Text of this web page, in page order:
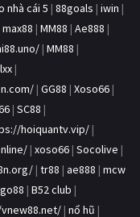
nhà cái 5 | 88goals | iwin |
max88 | MM88 | Ae888 |
| MM88 |
|
| GG88 | Xoso66 |
| SC88 |
hoiquantv.vip/ |
| xoso66 | Socolive |
| tr88 | ae888 | mcw
go88 | B52 club |
| nổ hũ |